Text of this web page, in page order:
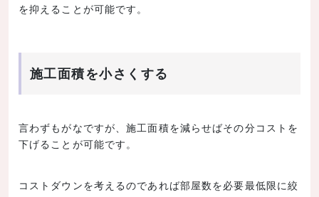
を抑えることが可能です。
施工面積を小さくする
言わずもがなですが、施工面積を減らせばその分コストを
下げることが可能です。
コストダウンを考えるのであれば部屋数を必要最低限に絞